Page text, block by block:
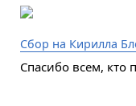
Сбор на Кирилла
Спасибо всем, кто